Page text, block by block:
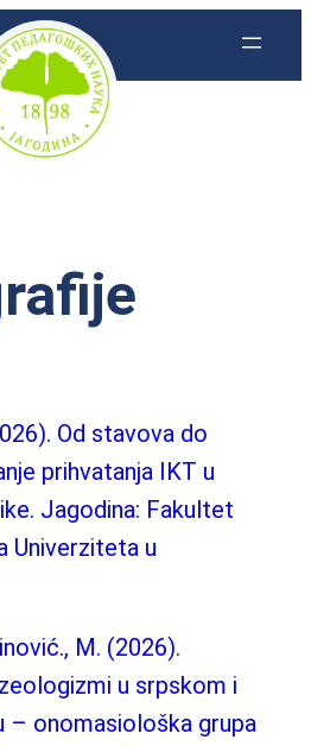
Od stavova do
prihvatanja IKT u
Jagodina: Fakultet
Univerziteta u
M. (2026).
u srpskom i
– onomasiološka grupa